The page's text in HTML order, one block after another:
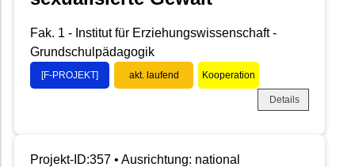
Fak. 1 - Institut für Erziehungswissenschaft -
Grundschulpädagogik
[F-PROJEKT] akt. laufend Kooperation
Details
Projekt-ID:357 • Ausrichtung: national